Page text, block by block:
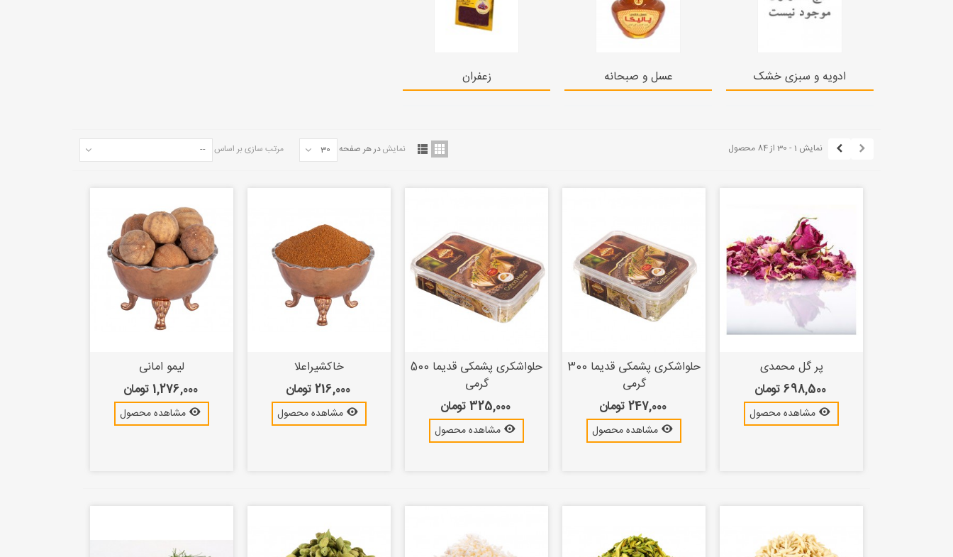
ادویه و سبزی خشک عسل و صبحانه زعفران
مرتب سازی بر اساس -- نمایش 30 در هر صفحه نمایش 1 - 30 از 84 محصول
پر گل محمدی
698,500 تومان
مشاهده محصول
حلواشکری پشمکی قدیما 300
گرمی
247,000 تومان
مشاهده محصول
حلواشکری پشمکی قدیما 500
گرمی
325,000 تومان
مشاهده محصول
خاکشیراعلا
216,000 تومان
مشاهده محصول
لیمو امانی
1,276,000 تومان
مشاهده محصول